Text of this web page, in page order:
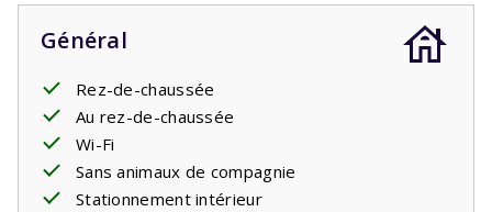
réservez 2 semaines !
Général
Rez-de-chaussée
Au rez-de-chaussée
Wi-Fi
Sans animaux de compagnie
Stationnement intérieur